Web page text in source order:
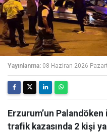
Yayınlanma: 08 Haziran 2026
Erzurum’un
trafik kazasında 2 kişi